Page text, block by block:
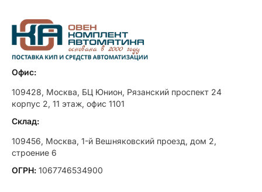
Офис:
109428, Москва, БЦ Юнион, Рязанский проспект 24
корпус 2, 11 этаж, офис 1101
Склад:
109456, Москва, 1-й Вешняковский проезд, дом 2,
строение 6
ОГРН: 1067746534900